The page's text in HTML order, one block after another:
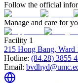
Follow the official
Manage and care for
Facility 1
215 Hong Bang,
Hotline: (84.28) 3855
Email: